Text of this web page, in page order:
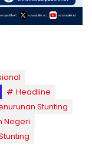
Headline
Stunting
Negeri